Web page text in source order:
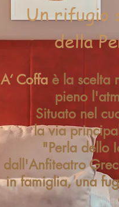
Un rifugio
della
A‘ Coffa è la scelta
pieno
Situato nel
la via
"Perla dello
dall'Anfiteatro
in famiglia, una